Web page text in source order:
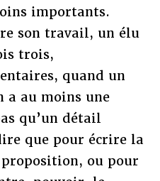
importants.
son travail, un élu
trois,
quand un
a au moins une
qu’un détail
que pour écrire la
ou pour